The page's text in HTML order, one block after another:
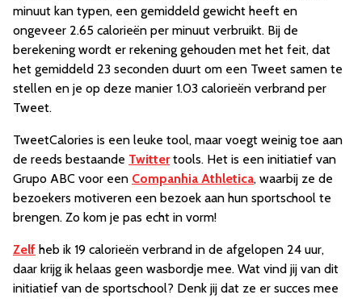
minuut kan typen, een gemiddeld gewicht heeft en
ongeveer 2.65 calorieën per minuut verbruikt. Bij de
berekening wordt er rekening gehouden met het feit, dat
het gemiddeld 23 seconden duurt om een Tweet samen te
stellen en je op deze manier 1.03 calorieën verbrand per
Tweet.
TweetCalories is een leuke tool, maar voegt weinig toe aan
de reeds bestaande Twittertools. Het is een initiatief van
Grupo ABC voor een Companhia Athletica, waarbij ze de
bezoekers motiveren een bezoek aan hun sportschool te
brengen. Zo kom je pas echt in vorm!
Zelf heb ik 19 calorieën verbrand in de afgelopen 24 uur,
daar krijg ik helaas geen wasbordje mee. Wat vind jij van dit
initiatief van de sportschool? Denk jij dat ze er succes mee